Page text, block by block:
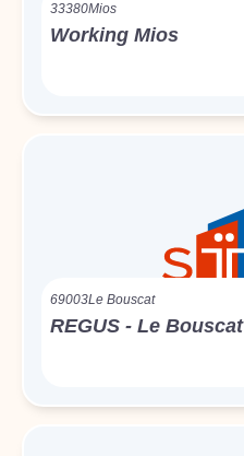
33380Mios
Working Mios
69003Le Bouscat
REGUS - Le Bouscat